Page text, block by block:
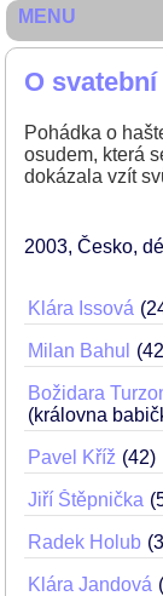
O
Pohádka o
osudem, která
dokázala vzít
2003 Česko
Klára Issová
Milan Bahul 42
Božidara
(královna
Pavel Kříž 42
Jiří Štěpnička
Radek Holub
Klára Jandová
MENU